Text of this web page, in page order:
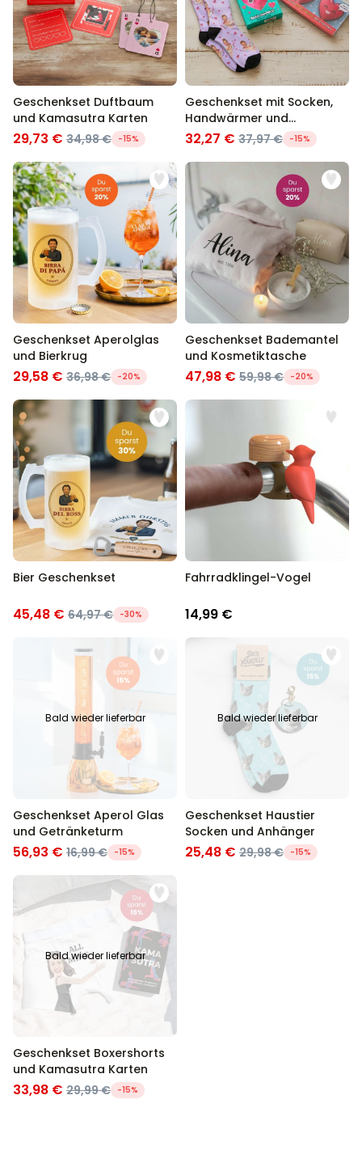
Geschenkset Duftbaum
und Kamasutra Karten
29,73 € 34,98 € -15%
Geschenkset mit Socken,
Handwärmer und
Badekonfetti
32,27 € 37,97 € -15%
Geschenkset Aperolglas
und Bierkrug
29,58 € 36,98 € -20%
Geschenkset Bademantel
und Kosmetiktasche
47,98 € 59,98 € -20%
Bier Geschenkset
45,48 € 64,97 € -30%
Fahrradklingel-Vogel
14,99 €
Bald wieder lieferbar
Geschenkset Aperol Glas
und Getränketurm
56,93 € 16,99 € -15%
Bald wieder lieferbar
Geschenkset Haustier
Socken und Anhänger
25,48 € 29,98 € -15%
Bald wieder lieferbar
Geschenkset Boxershorts
und Kamasutra Karten
33,98 € 29,99 € -15%